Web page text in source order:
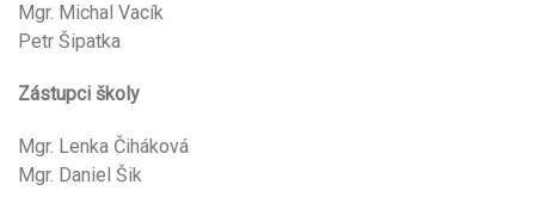
Mgr. Michal Vacík
Petr Šipatka
Zástupci školy
Mgr. Lenka Čiháková
Mgr. Daniel Šik